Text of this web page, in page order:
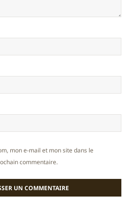
mon e-mail et mon site dans le
commentaire.